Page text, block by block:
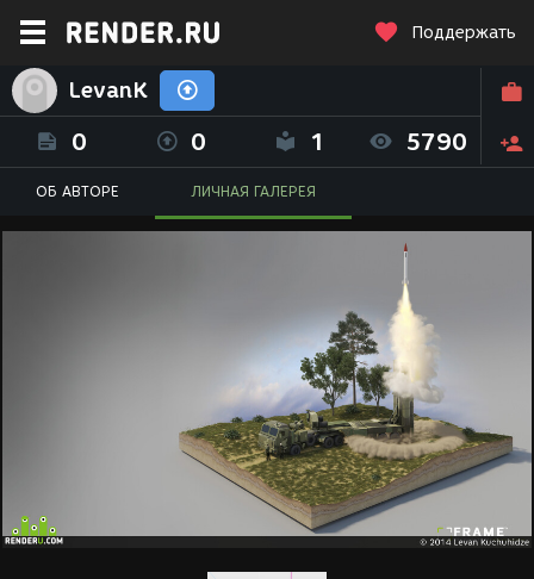
Поддержать
LevanK
0 0 1 5790
ОБ АВТОРЕ ЛИЧНАЯ ГАЛЕРЕЯ